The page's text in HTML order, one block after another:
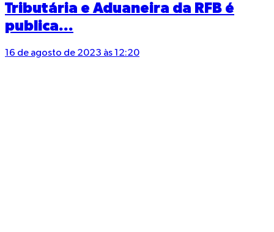
Tributária e Aduaneira da RFB é
publica...
16 de agosto de 2023 às 12:20